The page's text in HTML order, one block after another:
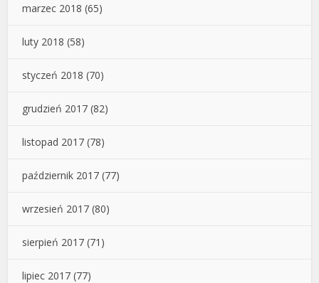
marzec 2018 (65)
luty 2018 (58)
styczeń 2018 (70)
grudzień 2017 (82)
listopad 2017 (78)
październik 2017 (77)
wrzesień 2017 (80)
sierpień 2017 (71)
lipiec 2017 (77)